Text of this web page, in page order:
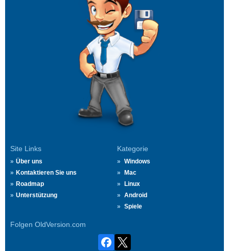
Site Links
Über uns
Kontaktieren Sie uns
Roadmap
Unterstützung
Kategorie
Windows
Mac
Linux
Android
Spiele
Folgen OldVersion.com